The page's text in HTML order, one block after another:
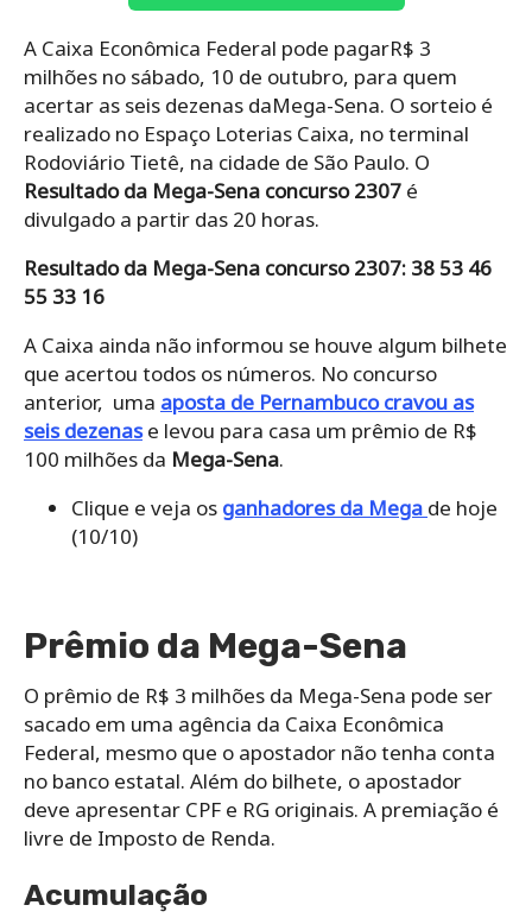
A Caixa Econômica Federal pode pagarR$ 3
milhões no sábado, 10 de outubro, para quem
acertar as seis dezenas daMega-Sena. O sorteio é
realizado no Espaço Loterias Caixa, no terminal
Rodoviário Tietê, na cidade de São Paulo. O
Resultado da Mega-Sena concurso 2307 é
divulgado a partir das 20 horas.
Resultado da Mega-Sena concurso 2307: 38 53 46
55 33 16
A Caixa ainda não informou se houve algum bilhete
que acertou todos os números. No concurso
anterior, uma aposta de Pernambuco cravou as
seis dezenase levou para casa um prêmio de R$
100 milhões da Mega-Sena.
Clique e veja os ganhadores da Mega de hoje
(10/10)
Prêmio da Mega-Sena
O prêmio de R$ 3 milhões da Mega-Sena pode ser
sacado em uma agência da Caixa Econômica
Federal, mesmo que o apostador não tenha conta
no banco estatal. Além do bilhete, o apostador
deve apresentar CPF e RG originais. A premiação é
livre de Imposto de Renda.
Acumulação